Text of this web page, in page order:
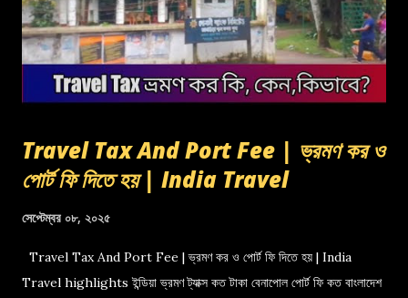
Travel Tax And Port Fee | ভ্রমণ কর ও
পোর্ট ফি দিতে হয় | India Travel
সেপ্টেম্বর ০৮, ২০২৫
Travel Tax And Port Fee | ভ্রমণ কর ও পোর্ট ফি দিতে হয় | India
Travel highlights ইন্ডিয়া ভ্রমণ ট্যাক্স কত টাকা বেনাপোল পোর্ট ফি কত বাংলাদেশ